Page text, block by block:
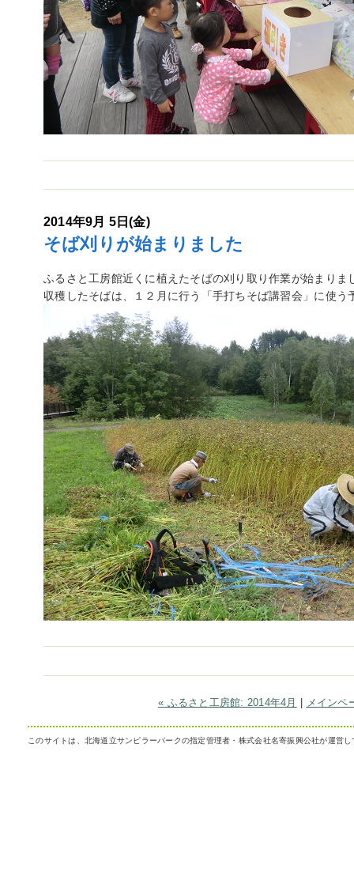
2014年9月 5日(金)
そば刈りが始まりました
ふるさと工房館近くに植えたそばの刈り取り作業が始まりま
収穫したそばは、１２月に行う「手打ちそば講習会」に使う
« ふるさと工房館: 2014年4月 メインペ
このサイトは、北海道立サンピラーパークの指定管理者・株式会社名寄振興公社が運営し